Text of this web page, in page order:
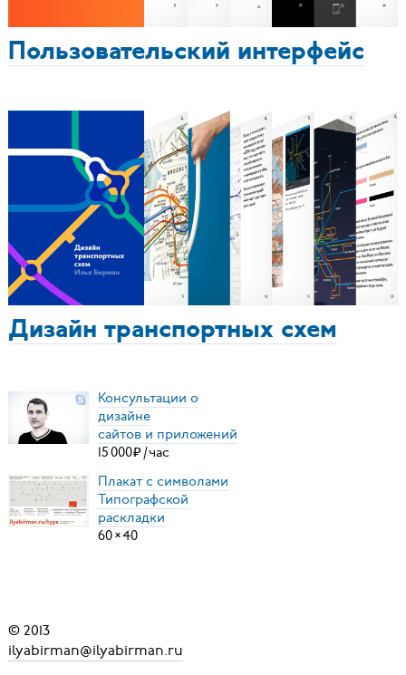
Пользовательский интерфейс
Дизайн транспортных схем
Консультации о
дизайне
сайтов и приложений
15000₽ /час
Плакат с символами
Типографской
раскладки
60×40
© 2013
ilyabirman@ilyabirman.ru